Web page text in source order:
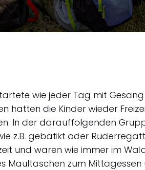
wie jeder Tag mit
hatten die Kinder wieder
In der darauffolgenden
z.B. gebatikt oder
und waren wie immer im
Maultaschen zum Mittagessen